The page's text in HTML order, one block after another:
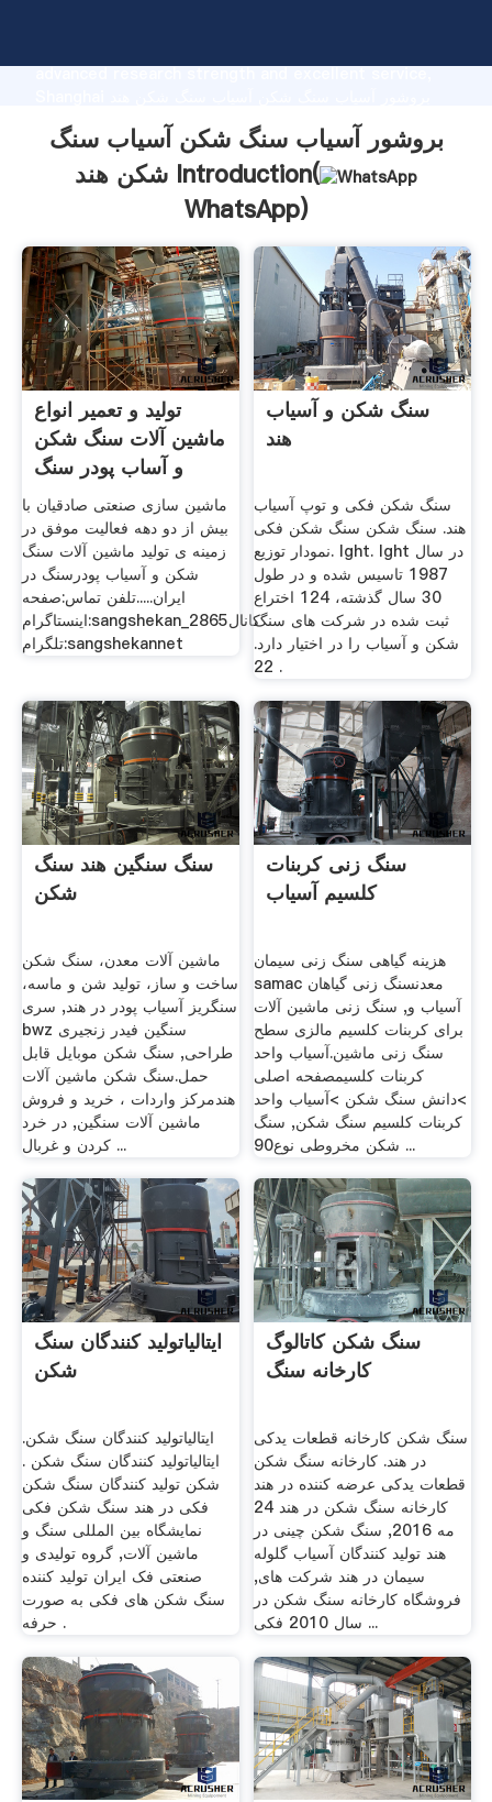
advanced research strength and excellent service,
supplier create the value and bring values to all of
customers.
بروشور آسیاب سنگ شکن آسیاب سنگ
شکن هند Introduction(
WhatsApp)
تولید و تعمیر انواع
ماشین آلات سنگ شکن
و آساب پودر سنگ
ماشین سازی صنعتی صادقیان با
بیش از دو دهه فعالیت موفق در
زمینه ی تولید ماشین آلات سنگ
شکن و آسیاب پودرسنگ در
ایران.....تلفن تماس:صفحه
اینستاگرام:sangshekan_2865کانال
تلگرام:sangshekannet
سنگ شکن و آسیاب
هند
سنگ شکن فکی و توپ آسیاب
هند. سنگ شکن سنگ شکن فکی
نمودار توزیع. lght. lght در سال
1987 تاسیس شده و در طول
30 سال گذشته، 124 اختراع
ثبت شده در شركت های سنگ
شكن و آسیاب را در اختیار دارد.
22 .
سنگ سنگین هند سنگ
شکن
ماشین آلات معدن، سنگ شکن
ساخت و ساز، تولید شن و ماسه،
سنگریز آسیاب پودر در هند, سری
bwz سنگین فیدر زنجیری
طراحی, سنگ شکن موبایل قابل
حمل.سنگ شکن ماشین آلات
هندمرکز واردات ، خرید و فروش
ماشین آلات سنگین, در خرد
کردن و غربال ...
سنگ زنی کربنات
کلسیم آسیاب
هزینه گیاهی سنگ زنی سیمان
samac معدنسنگ زنی گیاهان
آسیاب و, سنگ زنی ماشین آلات
برای کربنات کلسیم مالزی سطح
سنگ زنی ماشین.آسیاب واحد
کربنات کلسیمصفحه اصلی
>دانش سنگ شکن >آسیاب واحد
کربنات کلسیم سنگ شکن, سنگ
شکن مخروطی نوع90 ...
ایتالیاتولید کنندگان سنگ
شکن
ایتالیاتولید کنندگان سنگ شکن.
ایتالیاتولید کنندگان سنگ شکن .
شکن تولید کنندگان سنگ شکن
فکی در هند سنگ شکن فکی
نمایشگاه بین المللی سنگ و
ماشین آلات, گروه تولیدی و
صنعتی فک ایران تولید کننده
سنگ شکن های فکی به صورت
حرفه .
سنگ شکن کاتالوگ
کارخانه سنگ
سنگ شکن کارخانه قطعات یدکی
در هند. کارخانه سنگ شکن
قطعات یدکی عرضه کننده در هند
کارخانه سنگ شکن در هند 24
مه 2016, سنگ شکن چینی در
هند تولید کنندگان آسیاب گلوله
سیمان در هند شرکت های,
فروشگاه کارخانه سنگ شکن در
سال 2010 فکی ...